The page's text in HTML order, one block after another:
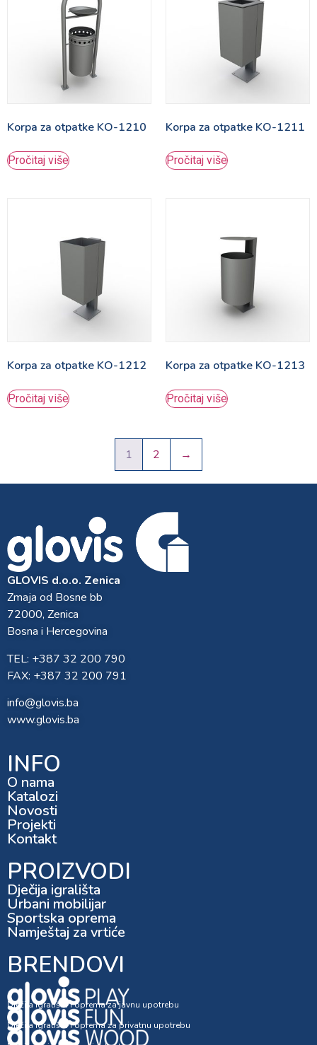
Korpa za otpatke KO-1210
Pročitaj više
Korpa za otpatke KO-1211
Pročitaj više
Korpa za otpatke KO-1212
Pročitaj više
Korpa za otpatke KO-1213
Pročitaj više
1 2 →
GLOVIS d.o.o. Zenica
Zmaja od Bosne bb
72000, Zenica
Bosna i Hercegovina
TEL: +387 32 200 790
FAX: +387 32 200 791
info@glovis.ba
www.glovis.ba
INFO
O nama
Katalozi
Novosti
Projekti
Kontakt
PROIZVODI
Dječija igrališta
Urbani mobilijar
Sportska oprema
Namještaj za vrtiće
BRENDOVI
Dječija igrališta i oprema za javnu upotrebu
Dječija igrališta i oprema za privatnu upotrebu